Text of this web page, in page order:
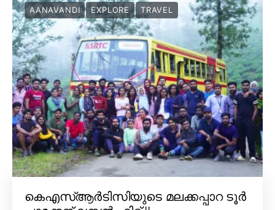
AANAVANDI EXPLORE TRAVEL
കെഎസ്ആർടിസിയുടെ മലക്കപ്പാറ ടൂർ